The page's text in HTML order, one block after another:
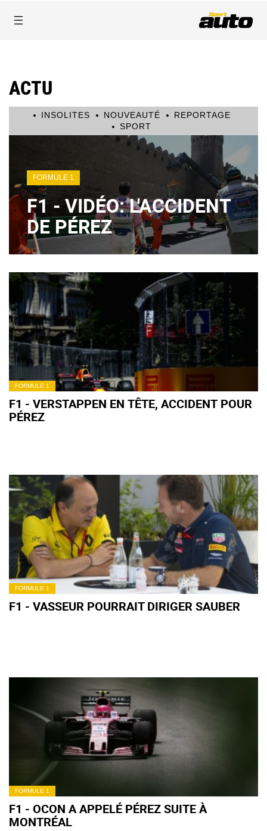
ACTU
INSOLITES NOUVEAUTÉ
REPORTAGE
SPORT
FORMULE 1
F1 - VIDÉO: L'ACCIDENT
DE PÉREZ
FORMULE 1
F1 - VERSTAPPEN EN TÊTE, ACCIDENT POUR
PÉREZ
FORMULE 1
F1 - VASSEUR POURRAIT DIRIGER SAUBER
FORMULE 1
F1 - OCON A APPELÉ PÉREZ SUITE À
MONTRÉAL